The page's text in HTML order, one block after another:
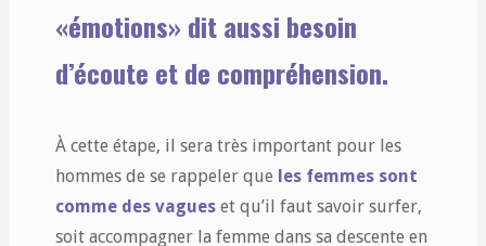
«émotions» dit aussi besoin
d’écoute et de compréhension.
À cette étape, il sera très important pour les
hommes de se rappeler que les femmes sont
comme des vagues et qu’il faut savoir surfer,
soit accompagner la femme dans sa descente en